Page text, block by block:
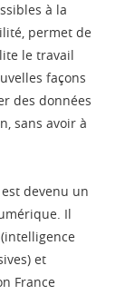
à la
permet de
le travail
façons
des données
sans avoir à
devenu un
Il
et
France